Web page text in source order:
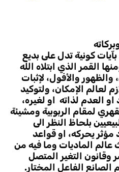
كونية تدل على بديع
القمر الذي ابتلاه الله
والأفول، لإثبات
لعالم الإمكان، ولتوكيد
العدم لذاته او لغيره،
لمقام الربوبية ومشيئة
بلحاظ النظر الى
يحركه، او قواعد
عالم الماديات وما فيه من
وقانون التغير المتصل
الفاعل المختار.